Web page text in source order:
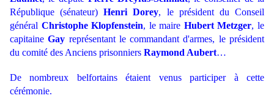
République (sénateur)Henri Dorey, le président du Conseil
général Christophe Klopfenstein, le maire Hubert Metzger, le
capitaineGay représentant le commandant d'armes, le président
du comité des Anciens prisonniers Raymond Aubert…
De nombreux belfortains étaient venus participer à cette
cérémonie.